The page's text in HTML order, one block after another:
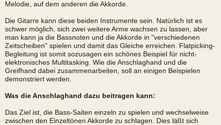
Melodie, auf dem anderen die Akkorde.
Die Gitarre kann diese beiden Instrumente sein. Natürlich ist es
schwer möglich, sich zwei weitere Arme wachsen zu lassen, aber
man kann ja die Bassnoten und die Akkorde in "verschiedenen
Zeitscheiben" spielen und damit das Gleiche erreichen. Flatpicking-
Begleitung ist somit sozusagen ein schönes Beispiel für nicht-
elektronisches Multitasking. Wie die Anschlaghand und die
Greifhand dabei zusammenarbeiten, soll an einigen Beispielen
demonstriert werden.
Was die Anschlaghand dazu beitragen kann:
Das Ziel ist, die Bass-Saiten einzeln zu spielen und wechselweise
zwischen den Einzeltönen Akkorde zu schlagen. Dies läßt sich